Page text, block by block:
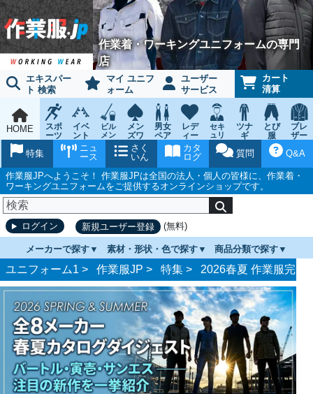
作業着・ワーキングユニフォームの専門
店
エキスパー
ト 検索
マイ ユニフ
ォーム
ユーザー
サービス
カート
清算
HOME
スポ
ーツ
ウェ
イベ
ント
チー
ム
ビル
メン
ンス
メン
ズワ
ーキ
ング
男女
ペア
レデ
ィー
ス
ワー
キン
グ
セキ
ュリ
ティ
ウェ
ツナ
ギ
とび
服
鳶作
業用
ブレ
ザー
ツ
Q&A
質問
カタ
ログ
さく
いん
ニュ
ース
特集
作業服JPへようこそ！ 作業服JPは全国の法人・個人の皆様に、作業着・
ワーキングユニフォームをご提供するオンラインショップです。
ログイン 新規ユーザー登録 (無料)
メーカーで探す 素材・形状・色で探す 商品分類で探す
ユニフォーム1 > 作業服JP > 特集 > 2026春夏 作業服完全